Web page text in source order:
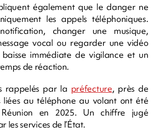
également que le danger ne
les appels téléphoniques.
changer une musique,
vocal ou regarder une vidéo
immédiate de vigilance et un
de réaction.
rappelés par la préfecture, près de
liées au téléphone au volant ont été
en 2025. Un chiffre jugé
les services de l’État.